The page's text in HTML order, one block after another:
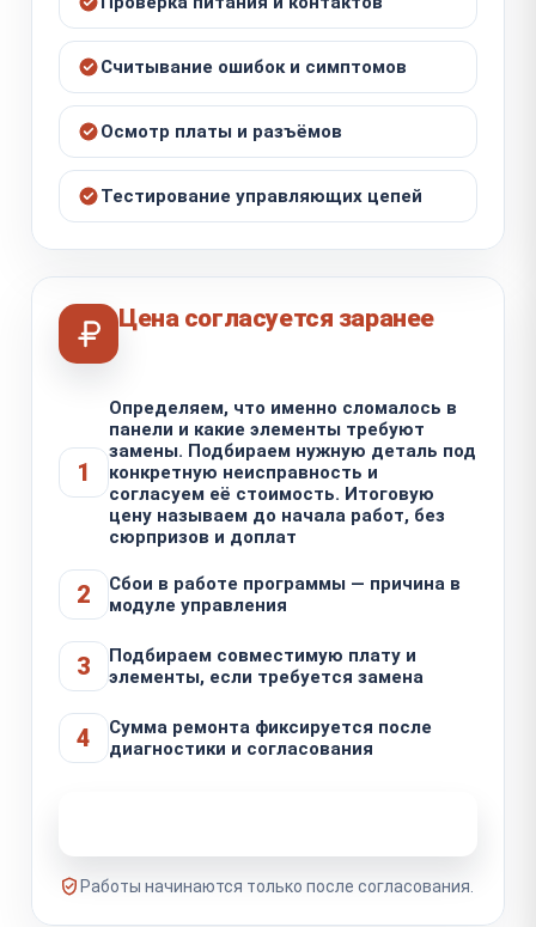
Считывание ошибок и симптомов
Осмотр платы и разъёмов
Тестирование управляющих цепей
Цена согласуется заранее
1
Определяем, что именно сломалось в
панели и какие элементы требуют
замены. Подбираем нужную деталь под
конкретную неисправность и
согласуем её стоимость. Итоговую
цену называем до начала работ, без
сюрпризов и доплат
2
Сбои в работе программы — причина в
модуле управления
3
Подбираем совместимую плату и
элементы, если требуется замена
4
Сумма ремонта фиксируется после
диагностики и согласования
Работы начинаются только после согласования.